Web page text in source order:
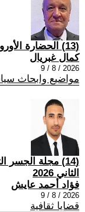
(13) الحضارة الأوروبية، مسيحية أم لامسيحية الهوية
كمال غبريال
2026 / 8 / 9
مواضيع وابحاث
(14) مجلة الجسر
الثاني 2026
فؤاد أحمد عايش
2026 / 8 / 9
قضايا ثقافية